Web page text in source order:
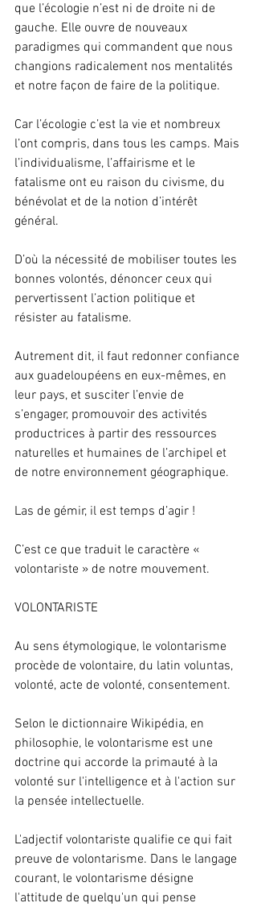
que l’écologie n’est ni de droite ni de
gauche. Elle ouvre de nouveaux
paradigmes qui commandent que nous
changions radicalement nos mentalités
et notre façon de faire de la politique.
Car l’écologie c’est la vie et nombreux
l’ont compris, dans tous les camps. Mais
l’individualisme, l’affairisme et le
fatalisme ont eu raison du civisme, du
bénévolat et de la notion d’intérêt
général.
D’où la nécessité de mobiliser toutes les
bonnes volontés, dénoncer ceux qui
pervertissent l’action politique et
résister au fatalisme.
Autrement dit, il faut redonner confiance
aux guadeloupéens en eux-mêmes, en
leur pays, et susciter l’envie de
s’engager, promouvoir des activités
productrices à partir des ressources
naturelles et humaines de l’archipel et
de notre environnement géographique.
Las de gémir, il est temps d’agir !
C’est ce que traduit le caractère «
volontariste » de notre mouvement.
VOLONTARISTE
Au sens étymologique, le volontarisme
procède de volontaire, du latin voluntas,
volonté, acte de volonté, consentement.
Selon le dictionnaire Wikipédia, en
philosophie, le volontarisme est une
doctrine qui accorde la primauté à la
volonté sur l'intelligence et à l'action sur
la pensée intellectuelle.
L'adjectif volontariste qualifie ce qui fait
preuve de volontarisme. Dans le langage
courant, le volontarisme désigne
l'attitude de quelqu'un qui pense